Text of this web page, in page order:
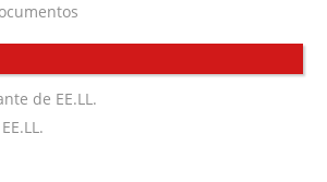
de EE.LL.